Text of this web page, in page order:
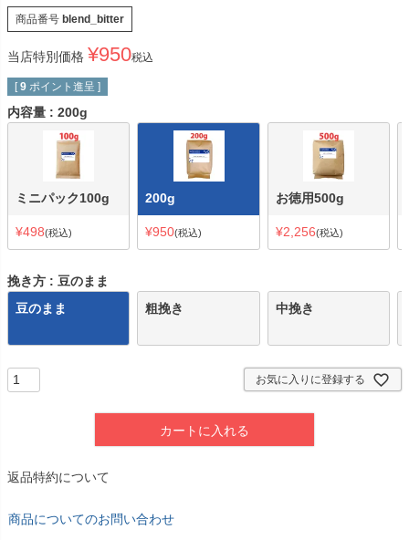
商品番号 blend_bitter
当店特別価格 ¥950税込
[ 9 ポイント進呈 ]
内容量 200g
ミニパック100g
¥498 税込
200g
¥950 税込
お徳用500g
¥2,256 税込
挽き方
豆のまま
豆のまま
粗挽き 中挽き
お気に入りに登録する
カートに入れる
返品特約について
商品についてのお問い合わせ